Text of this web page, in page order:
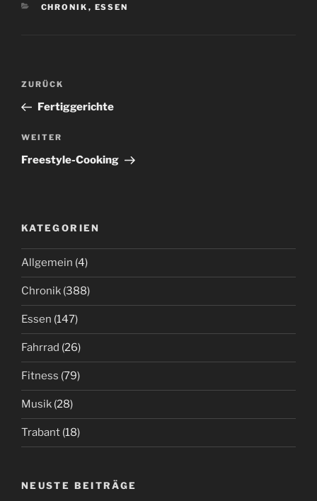
KATEGORIEN
CHRONIK , ESSEN
Beitrags-
Vorheriger
Beitrag
ZURÜCK
Fertiggerichte
Nächster
Beitrag
WEITER
Freestyle-Cooking
KATEGORIEN
Allgemein (4)
Chronik (388)
Essen (147)
Fahrrad (26)
Fitness (79)
Musik (28)
Trabant (18)
NEUSTE BEITRÄGE